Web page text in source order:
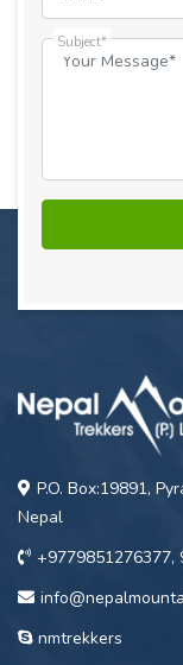
Subject*
P.O. Box:19891,
Nepal
+9779851276377,
nmtrekkers